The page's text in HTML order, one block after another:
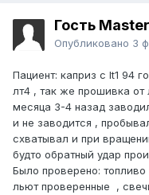
Гость
Опубликовано 3
Пациент: каприз с lt1 94
лт4 , так же прошивка от
месяца 3-4 назад
и не заводится ,
схватывал и при
будто обратный удар
Было проверено:
льют проверенные ,